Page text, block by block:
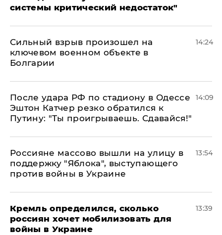
системы критический недостаток"
Сильный взрыв произошел на
ключевом военном объекте в
Болгарии
14:24
После удара РФ по стадиону в Одессе
Эштон Катчер резко обратился к
Путину: "Ты проигрываешь. Сдавайся!"
14:09
Россияне массово вышли на улицу в
поддержку "Яблока", выступающего
против войны в Украине
13:54
Кремль определился, сколько
россиян хочет мобилизовать для
войны в Украине
13:39